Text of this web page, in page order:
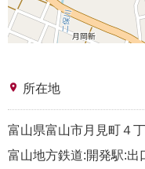
place 所在地
富山県富山市月見町４
富山地方鉄道:開発駅:出